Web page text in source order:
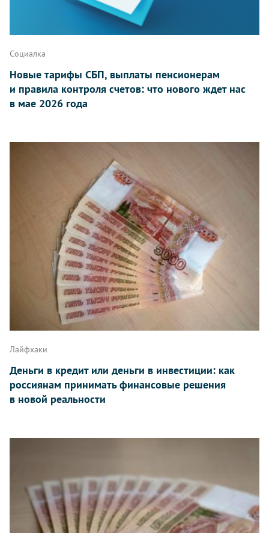
Социалка
Новые тарифы СБП, выплаты пенсионерам
и правила контроля счетов: что нового ждет нас
в мае 2026 года
Лайфхаки
Деньги в кредит или деньги в инвестиции: как
россиянам принимать финансовые решения
в новой реальности